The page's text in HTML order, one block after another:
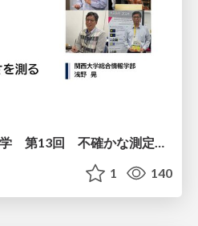
2026年度春学期 統計学 第13回 不確かな測定の不確かさを測る ― 不偏分散とt分布 (2026. 6. 25)
1 140